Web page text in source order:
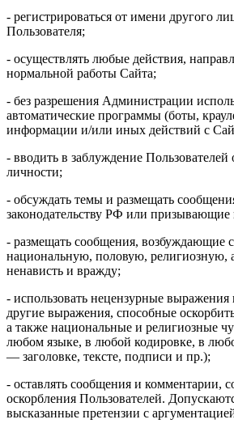
- регистрироваться от имени другого
Пользователя;
- осуществлять любые действия,
нормальной работы Сайта;
- без разрешения Администрации
автоматические программы (боты,
информации и/или иных действий с
- вводить в заблуждение Пользователей
личности;
- обсуждать темы и размещать
законодательству РФ или
- размещать сообщения, возбуждающие
национальную, половую,
ненависть и вражду;
- использовать нецензурные выражения
другие выражения, способные
а также национальные и религиозные
любом языке, в любой кодировке, в
— заголовке, тексте, подписи и пр.);
- оставлять сообщения и комментарии,
оскорбления Пользователей.
высказанные претензии с